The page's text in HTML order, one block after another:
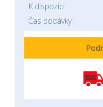
K dispozici:
Čas dodávky: